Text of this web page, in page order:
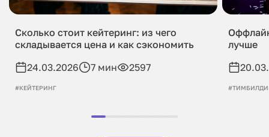
Сколько стоит кейтеринг: из чего
складывается цена и как сэкономить
24.03.2026
7 мин 2597
#КЕЙТЕРИНГ
лучше